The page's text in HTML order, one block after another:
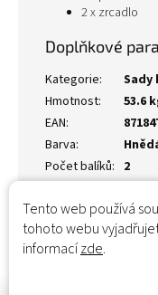
Tento web používá
tohoto webu
informacízde.
2 x zrcadlo
Doplňkové
Kategorie:
Sady
Hmotnost:
53.6
EAN:
Barva:
Počet balíků: 2